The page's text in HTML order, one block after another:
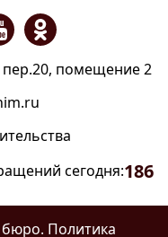
пер.20, помещение 2
сегодня:186
бюро. Политика